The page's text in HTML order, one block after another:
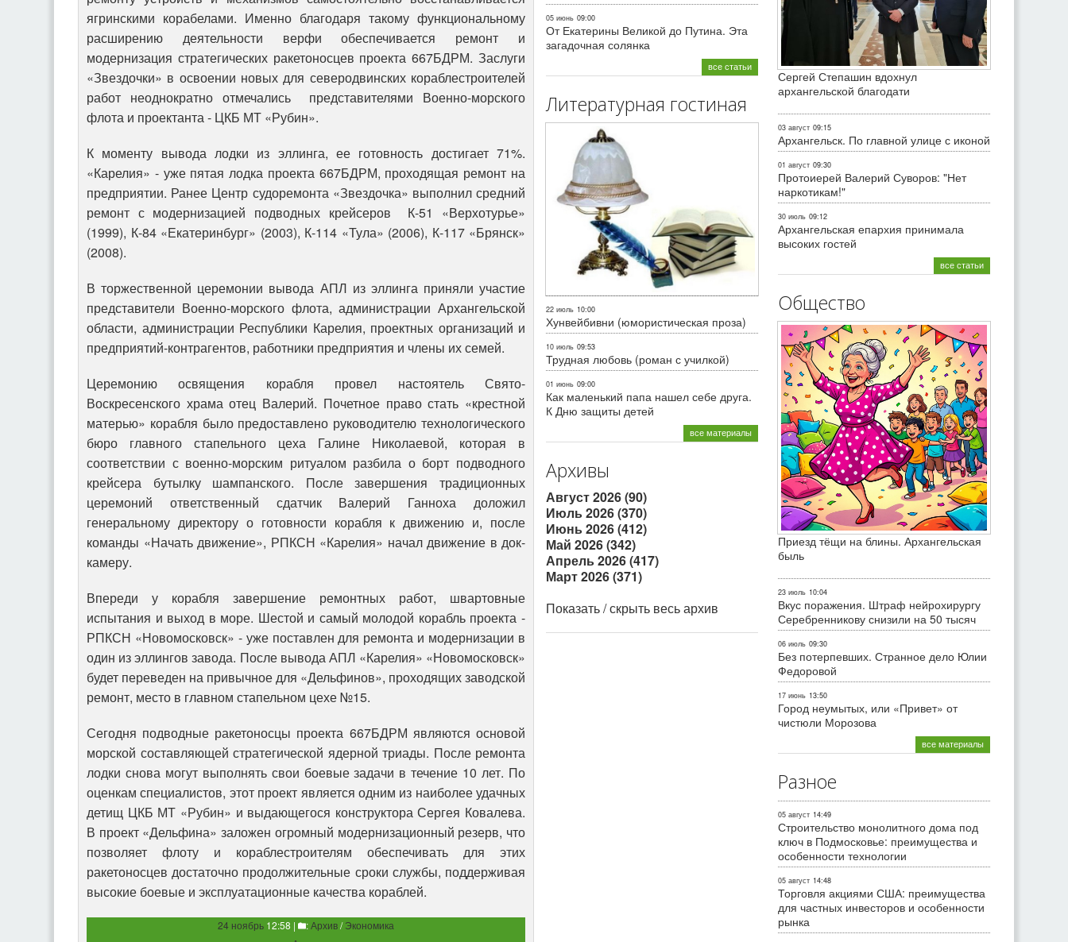
ягринскими корабелами. Именно благодаря такому функциональному
расширению деятельности верфи обеспечивается ремонт и
модернизация стратегических ракетоносцев проекта 667БДРМ. Заслуги
«Звездочки» в освоении новых для северодвинских кораблестроителей
работ неоднократно отмечались представителями Военно-морского
флота и проектанта - ЦКБ МТ «Рубин».
К моменту вывода лодки из эллинга, ее готовность достигает 71%.
«Карелия» - уже пятая лодка проекта 667БДРМ, проходящая ремонт на
предприятии. Ранее Центр судоремонта «Звездочка» выполнил средний
ремонт с модернизацией подводных крейсеров К-51 «Верхотурье»
(1999), К-84 «Екатеринбург» (2003), К-114 «Тула» (2006), К-117 «Брянск»
(2008).
В торжественной церемонии вывода АПЛ из эллинга приняли участие
представители Военно-морского флота, администрации Архангельской
области, администрации Республики Карелия, проектных организаций и
предприятий-контрагентов, работники предприятия и члены их семей.
Церемонию освящения корабля провел настоятель Свято-
Воскресенского храма отец Валерий. Почетное право стать «крестной
матерью» корабля было предоставлено руководителю технологического
бюро главного стапельного цеха Галине Николаевой, которая в
соответствии с военно-морским ритуалом разбила о борт подводного
крейсера бутылку шампанского. После завершения традиционных
церемоний ответственный сдатчик Валерий Ганноха доложил
генеральному директору о готовности корабля к движению и, после
команды «Начать движение», РПКСН «Карелия» начал движение в док-
камеру.
Впереди у корабля завершение ремонтных работ, швартовные
испытания и выход в море. Шестой и самый молодой корабль проекта -
РПКСН «Новомосковск» - уже поставлен для ремонта и модернизации в
один из эллингов завода. После вывода АПЛ «Карелия» «Новомосковск»
будет переведен на привычное для «Дельфинов», проходящих заводской
ремонт, место в главном стапельном цехе №15.
Сегодня подводные ракетоносцы проекта 667БДРМ являются основой
морской составляющей стратегической ядерной триады. После ремонта
лодки снова могут выполнять свои боевые задачи в течение 10 лет. По
оценкам специалистов, этот проект является одним из наиболее удачных
детищ ЦКБ МТ «Рубин» и выдающегося конструктора Сергея Ковалева.
В проект «Дельфина» заложен огромный модернизационный резерв, что
позволяет флоту и кораблестроителям обеспечивать для этих
ракетоносцев достаточно продолжительные сроки службы, поддерживая
высокие боевые и эксплуатационные качества кораблей.
24 ноябрь 12:58 | :Архив/Экономика
05 июнь 09:00
От Екатерины Великой до Путина. Эта
загадочная солянка
все статьи
Литературная гостиная
22 июль 10:00
Хунвейбивни (юмористическая проза)
10 июль 09:53
Трудная любовь (роман с училкой)
01 июнь 09:00
Как маленький папа нашел себе друга.
К Дню защиты детей
все материалы
Архивы
Август 2026 (90)
Июль 2026 (370)
Июнь 2026 (412)
Май 2026 (342)
Апрель 2026 (417)
Март 2026 (371)
Показать / скрыть весь архив
Сергей Степашин вдохнул
архангельской благодати
03 август 09:15
Архангельск. По главной улице с иконой
01 август 09:30
Протоиерей Валерий Суворов: "Нет
наркотикам!"
30 июль 09:12
Архангельская епархия принимала
высоких гостей
все статьи
Общество
Приезд тёщи на блины. Архангельская
быль
23 июль 10:04
Вкус поражения. Штраф нейрохирургу
Серебренникову снизили на 50 тысяч
06 июль 09:30
Без потерпевших. Странное дело Юлии
Федоровой
17 июнь 13:50
Город неумытых, или «Привет» от
чистюли Морозова
все материалы
Разное
05 август 14:49
Строительство монолитного дома под
ключ в Подмосковье: преимущества и
особенности технологии
05 август 14:48
Торговля акциями США: преимущества
для частных инвесторов и особенности
рынка